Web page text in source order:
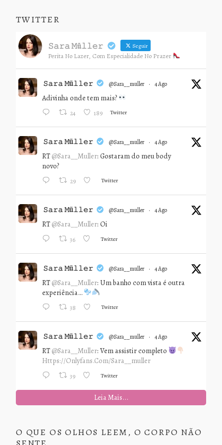
TWITTER
𝚂𝚊𝚛𝚊 𝙼ü𝚕𝚕𝚎𝚛 Seguir
Perita No Lazer, Com Especialidade No Prazer
𝚂𝚊𝚛𝚊 𝙼ü𝚕𝚕𝚎𝚛 @sara__muller · 4 Ago
Adivinha onde tem mais?
24 189 Twitter
𝚂𝚊𝚛𝚊 𝙼ü𝚕𝚕𝚎𝚛 @sara__muller · 4 Ago
RT @Sara__Muller: Gostaram do meu body
novo?
29 Twitter
𝚂𝚊𝚛𝚊 𝙼ü𝚕𝚕𝚎𝚛 @sara__muller · 4 Ago
RT @Sara__Muller: Oi
36 Twitter
𝚂𝚊𝚛𝚊 𝙼ü𝚕𝚕𝚎𝚛 @sara__muller · 4 Ago
RT @Sara__Muller: Um banho com vista é outra
experiência…
38 Twitter
𝚂𝚊𝚛𝚊 𝙼ü𝚕𝚕𝚎𝚛 @sara__muller · 4 Ago
RT @Sara__Muller: Vem assistir completo
Https://onlyfans.com/sara__muller
39 Twitter
Leia Mais...
O QUE OS OLHOS LEEM, O CORPO NÃO